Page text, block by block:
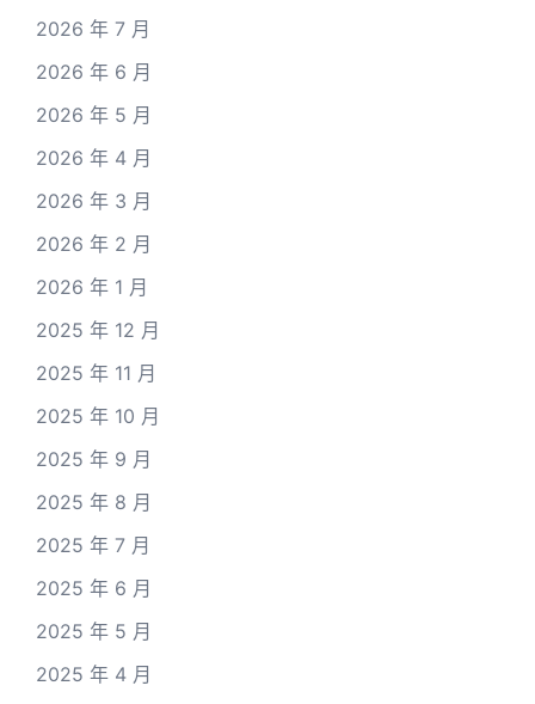
2026 年 7 月
2026 年 6 月
2026 年 5 月
2026 年 4 月
2026 年 3 月
2026 年 2 月
2026 年 1 月
2025 年 12 月
2025 年 11 月
2025 年 10 月
2025 年 9 月
2025 年 8 月
2025 年 7 月
2025 年 6 月
2025 年 5 月
2025 年 4 月